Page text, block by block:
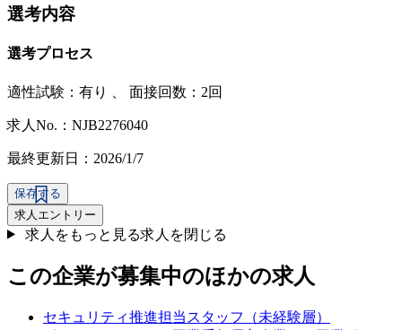
選考内容
選考プロセス
適性試験： 有り 面接回数：2回
求人No.：NJB2276040
最終更新日：2026/1/7
保存する
求人エントリー
求人をもっと見る求人を閉じる
この企業が募集中のほかの求人
セキュリティ推進担当スタッフ（未経験層）